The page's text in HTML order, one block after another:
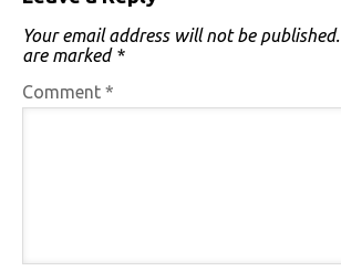
Your email address will not be published.
are marked *
Comment *